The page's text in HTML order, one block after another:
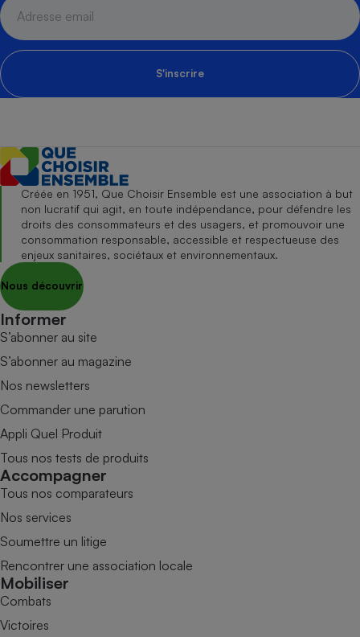
S'inscrire
Créée en 1951, Que Choisir Ensemble est une association à but
non lucratif qui agit, en toute indépendance, pour défendre les
droits des consommateurs et des usagers, et promouvoir une
consommation responsable, accessible et respectueuse des
enjeux sanitaires, sociétaux et environnementaux.
Nous découvrir
Informer
S’abonner au site
S’abonner au magazine
Nos newsletters
Commander une parution
Appli Quel Produit
Tous nos tests de produits
Accompagner
Tous nos comparateurs
Nos services
Soumettre un litige
Rencontrer une association locale
Mobiliser
Combats
Victoires